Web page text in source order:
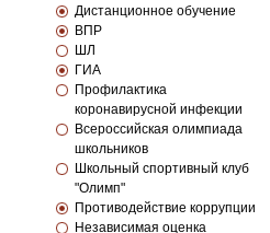
Дистанционное обучение
ВПР
ШЛ
ГИА
Профилактика
коронавирусной инфекции
Всероссийская олимпиада
школьников
Школьный спортивный клуб
"Олимп"
Противодействие коррупции
Независимая оценка